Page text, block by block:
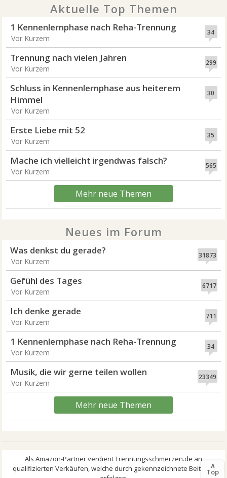
Aktuelle Top Themen
34
1 Kennenlernphase nach Reha-Trennung
Vor Kurzem
299
Trennung nach vielen Jahren
Vor Kurzem
30
Schluss in Kennenlernphase aus heiterem
Himmel
Vor Kurzem
35
Erste Liebe mit 52
Vor Kurzem
565
Mache ich vielleicht irgendwas falsch?
Vor Kurzem
Mehr neue Themen
Neues im Forum
31873
Was denkst du gerade?
Vor Kurzem
6717
Gefühl des Tages
Vor Kurzem
711
Ich denke gerade
Vor Kurzem
34
1 Kennenlernphase nach Reha-Trennung
Vor Kurzem
23349
Musik, die wir gerne teilen wollen
Vor Kurzem
Mehr neue Themen
∧
Top